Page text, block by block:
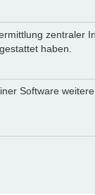
zentraler
haben.
Software